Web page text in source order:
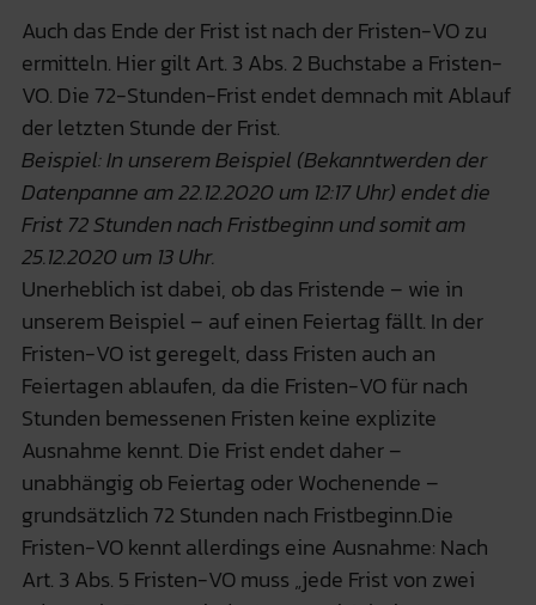
Auch das Ende der Frist ist nach der Fristen-VO zu
ermitteln. Hier gilt Art. 3 Abs. 2 Buchstabe a Fristen-
VO. Die 72-Stunden-Frist endet demnach mit Ablauf
der letzten Stunde der Frist.
Beispiel: In unserem Beispiel (Bekanntwerden der
Datenpanne am 22.12.2020 um 12:17 Uhr) endet die
Frist 72 Stunden nach Fristbeginn und somit am
25.12.2020 um 13 Uhr.
Unerheblich ist dabei, ob das Fristende – wie in
unserem Beispiel – auf einen Feiertag fällt. In der
Fristen-VO ist geregelt, dass Fristen auch an
Feiertagen ablaufen, da die Fristen-VO für nach
Stunden bemessenen Fristen keine explizite
Ausnahme kennt. Die Frist endet daher –
unabhängig ob Feiertag oder Wochenende –
grundsätzlich 72 Stunden nach Fristbeginn.Die
Fristen-VO kennt allerdings eine Ausnahme: Nach
Art. 3 Abs. 5 Fristen-VO muss „jede Frist von zwei